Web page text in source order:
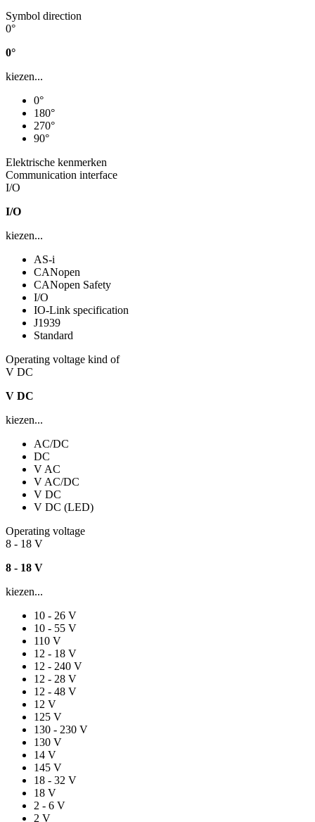
Symbol direction
0°
0°
kiezen...
0°
180°
270°
90°
Elektrische kenmerken
Communication interface
I/O
I/O
kiezen...
AS-i
CANopen
CANopen Safety
I/O
IO-Link specification
J1939
Standard
Operating voltage kind of
V DC
V DC
kiezen...
AC/DC
DC
V AC
V AC/DC
V DC
V DC (LED)
Operating voltage
8 - 18 V
8 - 18 V
kiezen...
10 - 26 V
10 - 55 V
110 V
12 - 18 V
12 - 240 V
12 - 28 V
12 - 48 V
12 V
125 V
130 - 230 V
130 V
14 V
145 V
18 - 32 V
18 V
2 - 6 V
2 V